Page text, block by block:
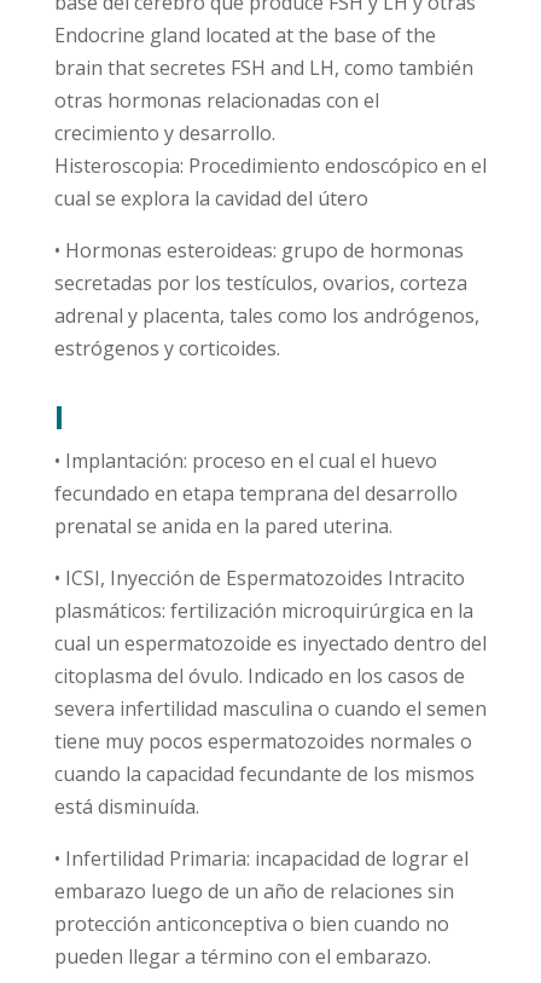
Endocrine gland located at the base of the
brain that secretes FSH and LH, como también
otras hormonas relacionadas con el
crecimiento y desarrollo.
Histeroscopia: Procedimiento endoscópico en el
cual se explora la cavidad del útero
• Hormonas esteroideas: grupo de hormonas
secretadas por los testículos, ovarios, corteza
adrenal y placenta, tales como los andrógenos,
estrógenos y corticoides.
I
• Implantación: proceso en el cual el huevo
fecundado en etapa temprana del desarrollo
prenatal se anida en la pared uterina.
• ICSI, Inyección de Espermatozoides Intracito
plasmáticos: fertilización microquirúrgica en la
cual un espermatozoide es inyectado dentro del
citoplasma del óvulo. Indicado en los casos de
severa infertilidad masculina o cuando el semen
tiene muy pocos espermatozoides normales o
cuando la capacidad fecundante de los mismos
está disminuída.
• Infertilidad Primaria: incapacidad de lograr el
embarazo luego de un año de relaciones sin
protección anticonceptiva o bien cuando no
pueden llegar a término con el embarazo.